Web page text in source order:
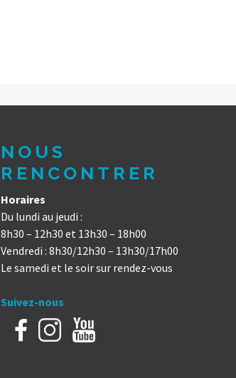
NOUS
RENCONTRER
Horaires
Du lundi au jeudi :
8h30 – 12h30 et 13h30 – 18h00
Vendredi : 8h30/12h30 – 13h30/17h00
Le samedi et le soir sur rendez-vous
Suivez-nous